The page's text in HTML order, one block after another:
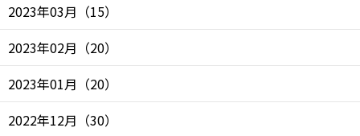
2023年03月 （15）
2023年02月 （20）
2023年01月 （20）
2022年12月 （30）